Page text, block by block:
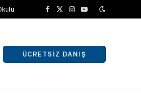
Facebook
X
Instagram
YouTube
ÜCRETSIZ DANIŞ